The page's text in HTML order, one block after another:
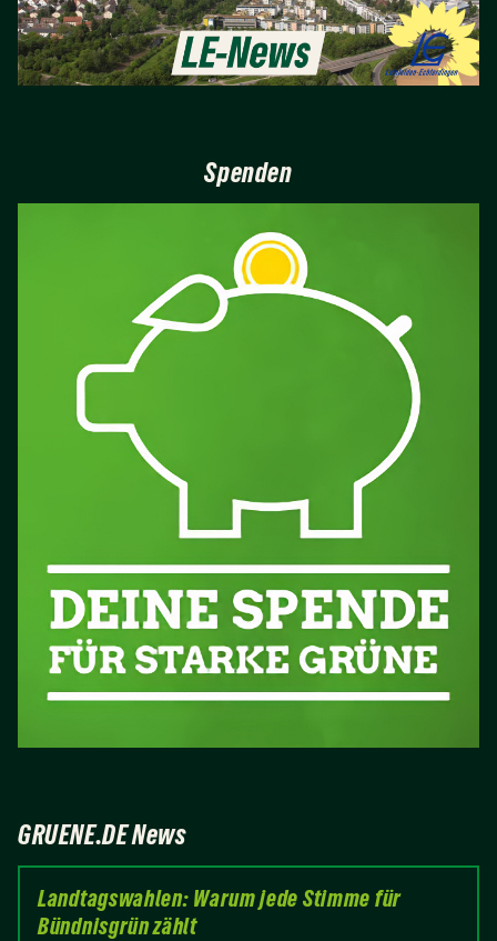
Spenden
GRUENE.DE News
Landtagswahlen: Warum jede Stimme für
Bündnisgrün zählt